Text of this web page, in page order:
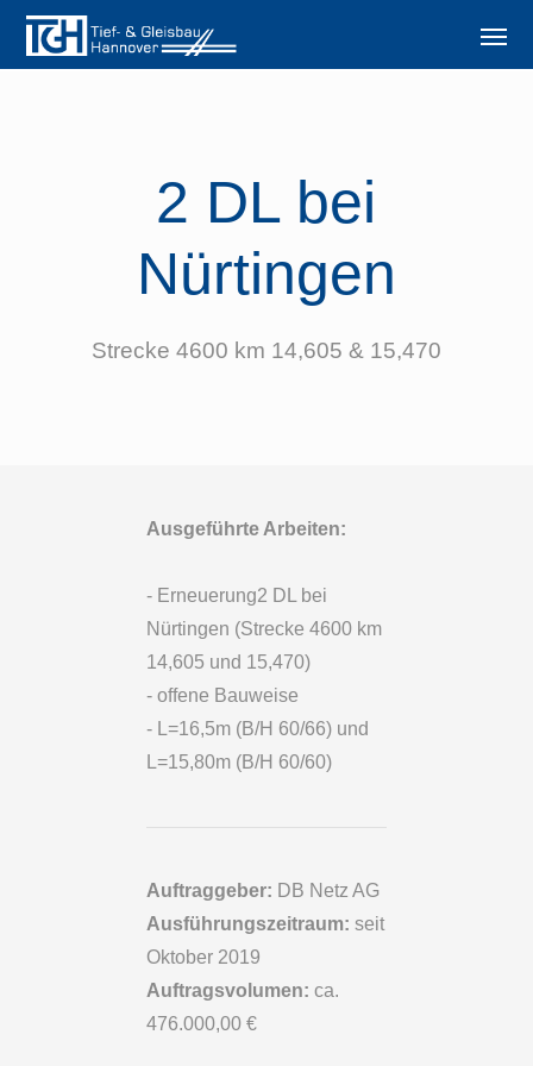
2 DL bei
Nürtingen
Strecke 4600 km 14,605 & 15,470
Ausgeführte Arbeiten:
- Erneuerung2 DL bei
Nürtingen (Strecke 4600 km
14,605 und 15,470)
- offene Bauweise
- L=16,5m (B/H 60/66) und
L=15,80m (B/H 60/60)
Auftraggeber: DB Netz AG
Ausführungszeitraum: seit
Oktober 2019
Auftragsvolumen:ca.
476.000,00 €